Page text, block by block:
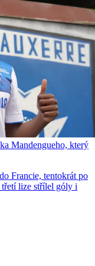
Mandengueho, který
Francie, tentokrát po
lize střílel góly i